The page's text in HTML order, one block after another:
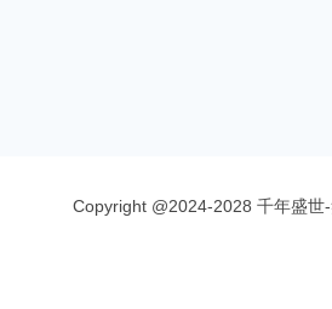
Copyright @2024-2028 千年盛世